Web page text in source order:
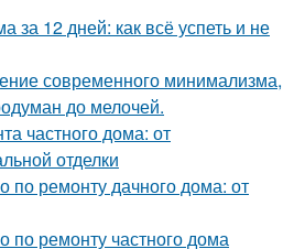
за 12 дней: как всё успеть и не
современного минимализма,
до мелочей.
частного дома: от
отделки
по ремонту дачного дома: от
по ремонту частного дома